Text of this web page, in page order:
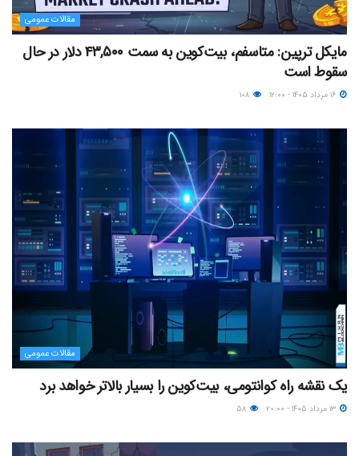
مقالات عمومی
مایکل ترپین: متاسفم، بیت‌کوین به سمت ۴۳,۵۰۰ دلار در حال
سقوط است
مقالات عمومی
یک نقشه راه کوانتومی، بیت‌کوین را بسیار بالاتر خواهد برد